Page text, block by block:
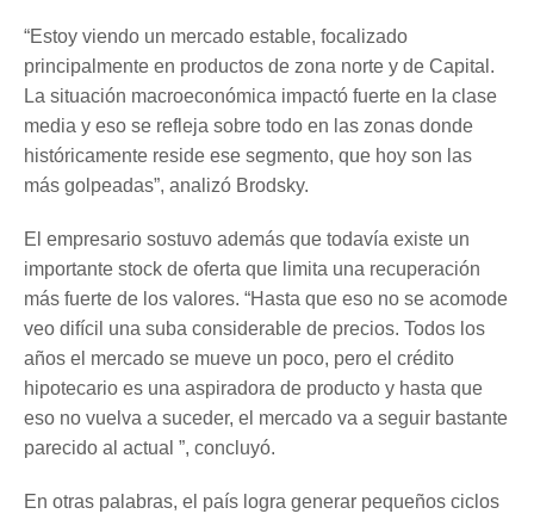
“Estoy viendo un mercado estable, focalizado
principalmente en productos de zona norte y de Capital.
La situación macroeconómica impactó fuerte en la clase
media y eso se refleja sobre todo en las zonas donde
históricamente reside ese segmento, que hoy son las
más golpeadas”, analizó Brodsky.
El empresario sostuvo además que todavía existe un
importante stock de oferta que limita una recuperación
más fuerte de los valores. “Hasta que eso no se acomode
veo difícil una suba considerable de precios. Todos los
años el mercado se mueve un poco, pero el crédito
hipotecario es una aspiradora de producto y hasta que
eso no vuelva a suceder, el mercado va a seguir bastante
parecido al actual ”, concluyó.
En otras palabras, el país logra generar pequeños ciclos